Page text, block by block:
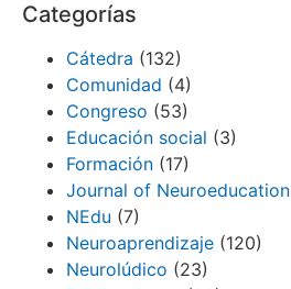
Categorías
Cátedra (132)
Comunidad (4)
Congreso (53)
Educación social (3)
Formación (17)
Journal of Neuroeducation
NEdu (7)
Neuroaprendizaje (120)
Neurolúdico (23)